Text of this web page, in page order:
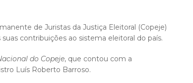
de Juristas da Justiça Eleitoral (Copeje)
contribuições ao sistema eleitoral do país.
do Copeje, que contou com a
Luís Roberto Barroso.